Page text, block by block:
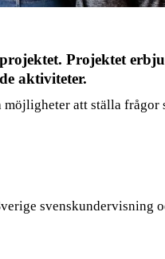
Projektet
aktiviteter.
att ställa
svenskundervisning